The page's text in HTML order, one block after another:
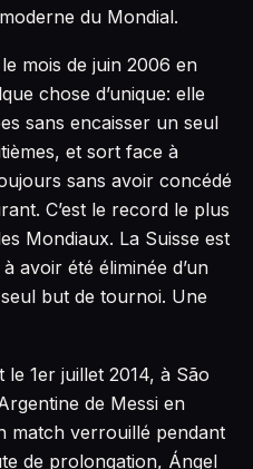
du Mondial.
mois de juin 2006 en
chose d’unique: elle
sans encaisser un seul
et sort face à
sans avoir concédé
C’est le record le plus
Mondiaux. La Suisse est
avoir été éliminée d’un
but de tournoi. Une
le 1er juillet 2014, à São
de Messi en
match verrouillé pendant
de prolongation, Ángel